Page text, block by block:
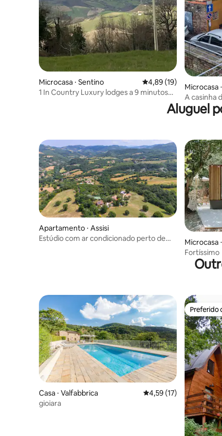
Microcasa ⋅ Sentino 4,89 de uma avaliação
4,89 (19)
1 In Country Luxury lodges a 9 minutos
Microcasa
A casinha
Aluguel
Apartamento ⋅ Assisi
Estúdio com ar condicionado perto de
Microcasa
Fortíssimo
Casa ⋅ Valfabbrica 4,59 de uma avaliação
4,59 (17)
gioiara
Preferido
Preferido